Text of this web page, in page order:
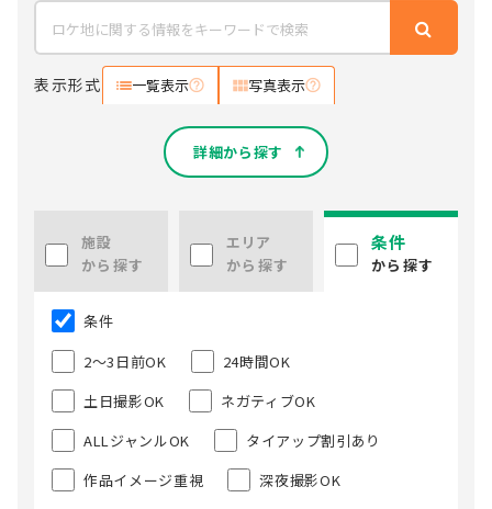
表示形式 一覧表示 写真表示
詳細から探す
施設
から探す
エリア
から探す
条件
から探す
条件
2～3日前OK
24時間OK
土日撮影OK
ネガティブOK
ALLジャンルOK
タイアップ割引あり
作品イメージ重視
深夜撮影OK